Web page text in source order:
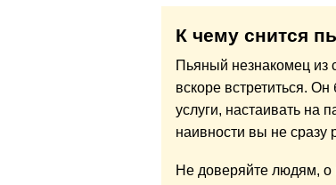
К чему снится
Пьяный незнакомец из
вскоре встретиться.
услуги, настаивать на
наивности вы не сразу
Не доверяйте людям, о